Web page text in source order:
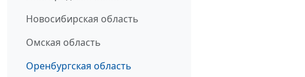
Новосибирская область
Омская область
Оренбургская область